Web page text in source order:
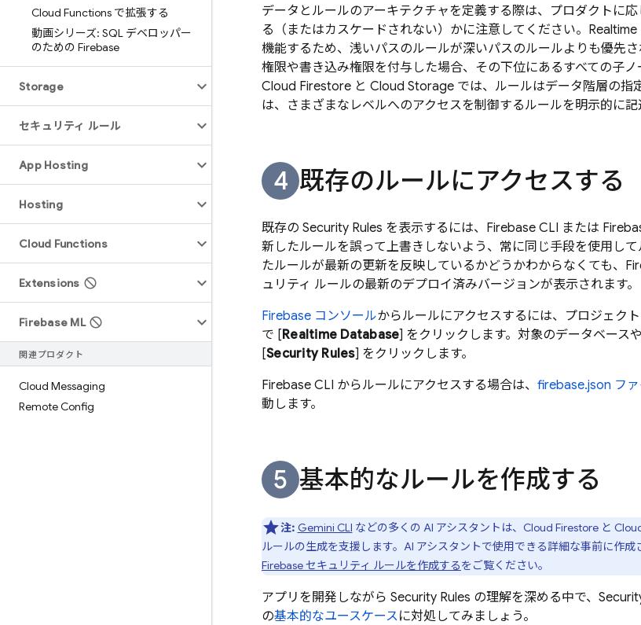
Cloud Functions で拡張する
動画シリーズ: SQL デベロッパー
のための Firebase
Storage
セキュリティ ルール
App Hosting
Hosting
Cloud Functions
Extensions
Firebase ML
関連プロダクト
Cloud Messaging
Remote Config
データとルールのアーキテクチャを定義する際は、プロダクトに
る（またはカスケードされない）かに注意してください。
機能するため、浅いパスのルールが深いパスのルールよりも優先
権限や書き込み権限を付与した場合、その下位にあるすべての子ノ
Cloud Firestore と Cloud Storage では、ルールはデータ階層の指
は、さまざまなレベルへのアクセスを制御するルールを明示的に記
既存のルールにアクセスする
既存の Security Rules を表示するには、 Firebase CLI または
新したルールを誤って上書きしないよう、常に同じ手段を使用し
たルールが最新の更新を反映しているかどうかわからなくても、
ュリティ ルールの最新のデプロイ済みバージョンが表示されます。
Firebase コンソールからルールにアクセスするには、プロジェク
で [Realtime Database] をクリックします。対象のデータベース
[Security Rules] をクリックします。
Firebase CLI からルールにアクセスする場合は、 firebase.json フ
動します。
基本的なルールを作成する
注: Gemini CLI などの多くの AI アシスタントは、 Cloud Firestoreと
ルールの生成を支援します。AI アシスタントで使用できる詳細な事前に作成
Firebase セキュリティ ルールを作成するをご覧ください。
アプリを開発しながら Security Rules の理解を深める中で、
の基本的なユースケースに対処してみましょう。